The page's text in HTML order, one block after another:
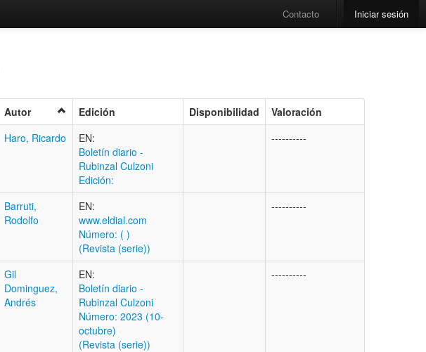
Contacto Iniciar sesión
Autor Edición Disponibilidad Valoración
Haro, Ricardo
EN:
Boletí­n diario -
Rubinzal Culzoni
Edición:
----------
Barruti,
Rodolfo
EN:
www.eldial.com
Número: ( )
(Revista (serie))
----------
Gil
Dominguez,
Andrés
EN:
Boletí­n diario -
Rubinzal Culzoni
Número: 2023 (10-
octubre)
(Revista (serie))
----------